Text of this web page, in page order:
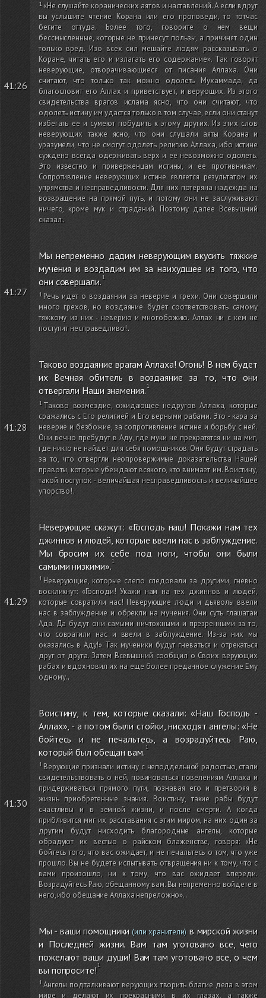
41:26
«Не слушайте коранических аятов и наставлений. А если вдруг
вы услышите чтение Корана или его проповеди, то тотчас
бегите оттуда. Более того, говорите о нем вещи
бессмысленные, которые не принесут пользы, а причинят один
только вред. Изо всех сил мешайте людям рассказывать о
Коране, читать его и излагать его содержание». Так говорят
неверующие, отворачивающиеся от писания Аллаха. Они
считают, что только так можно одолеть Мухаммада, да
благословит его Аллах и приветствует, и верующих. Из этого
свидетельства врагов ислама ясно, что они считают, что
одолеть истину им удастся только в том случае, если они станут
избегать ее и сумеют побудить к этому других. Из этих слов
неверующих также ясно, что они слушали аяты Корана и
уразумели, что не смогут одолеть религию Аллаха, ибо истине
суждено всегда одерживать верх и ее невозможно одолеть.
Это известно и приверженцам истины, и ее противникам.
Сопротивление неверующих истине является результатом их
упрямства и несправедливости. Для них потеряна надежда на
возвращение на прямой путь, и потому они не заслуживают
ничего, кроме мук и страданий. Поэтому далее Всевышний
сказал:.
41:27
Мы непременно дадим неверующим вкусить тяжкие
мучения и воздадим им за наихудшее из того, что
они совершали.
Речь идет о воздаянии за неверие и грехи. Они совершили
много грехов, но воздаяние будет соответствовать самому
тяжкому из них - неверию и многобожию. Аллах ни с кем не
поступит несправедливо!.
41:28
Таково воздаяние врагам Аллаха! Огонь! В нем будет
их Вечная обитель в воздаяние за то, что они
отвергали Наши знамения.
Таково возмездие, ожидающее недругов Аллаха, которые
сражались с Его религией и Его верными рабами. Это - кара за
неверие и безбожие, за сопротивление истине и борьбу с ней.
Они вечно пребудут в Аду, где муки не прекратятся ни на миг,
где никто не найдет для себя помощников. Они будут страдать
за то, что отвергли неопровержимые доказательства Нашей
правоты, которые убеждают всякого, кто внимает им. Воистину,
такой поступок - величайшая несправедливость и величайшее
упорство!.
41:29
Неверующие скажут: «Господь наш! Покажи нам тех
джиннов и людей, которые ввели нас в заблуждение.
Мы бросим их себе под ноги, чтобы они были
самыми низкими».
Неверующие, которые слепо следовали за другими, гневно
воскликнут: «Господи! Укажи нам на тех джиннов и людей,
которые совратили нас! Неверующие люди и дьяволы ввели
нас в заблуждение и обрекли на мучения. Они суть глашатаи
Ада. Да будут они самыми ничтожными и презренными за то,
что совратили нас и ввели в заблуждение. Из-за них мы
оказались в Аду!» Так мученики будут гневаться и отрекаться
друг от друга. Затем Всевышний сообщил о Своих верующих
рабах и вдохновил их на еще более преданное служение Ему
одному..
41:30
Воистину, к тем, которые сказали: «Наш Господь -
Аллах», - а потом были стойки, нисходят ангелы: «Не
бойтесь и не печальтесь, а возрадуйтесь Раю,
который был обещан вам.
Верующие признали истину с неподдельной радостью, стали
свидетельствовать о ней, повиноваться повелениям Аллаха и
придерживаться прямого пути, познавая его и претворяя в
жизнь приобретенные знания. Воистину, такие рабы будут
счастливы и в земной жизни, и после смерти. А когда
приблизится миг их расставания с этим миром, на них один за
другим будут нисходить благородные ангелы, которые
обрадуют их вестью о райском блаженстве, говоря: «Не
бойтесь того, что вас ожидает, и не печальтесь о том, что уже
прошло. Вы не будете испытывать отвращения ни к тому, что с
вами произошло, ни к тому, что вас ожидает впереди.
Возрадуйтесь Раю, обещанному вам. Вы непременно войдете в
него, ибо обещание Аллаха непреложно»..
Мы - ваши помощники (или хранители) в мирской жизни
и Последней жизни. Вам там уготовано все, чего
пожелают ваши души! Вам там уготовано все, о чем
вы попросите!
Ангелы подталкивают верующих творить благие дела в этом
мире и делают их прекрасными в их глазах, а также